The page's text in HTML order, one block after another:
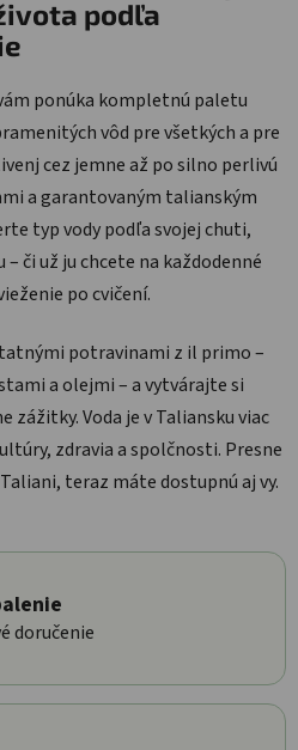
podľa
ponúka kompletnú paletu
vôd pre všetkých a pre
cez jemne až po silno perlivú
a garantovaným talianským
typ vody podľa svojej chuti,
či už ju chcete na každodenné
po cvičení.
potravinami z il primo –
a olejmi – a vytvárajte si
zážitky. Voda je v Taliansku viac
zdravia a spolčnosti. Presne
teraz máte dostupnú aj vy.
doručenie